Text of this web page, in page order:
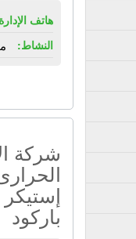
هاتف
النشاط:
شركة
باركود